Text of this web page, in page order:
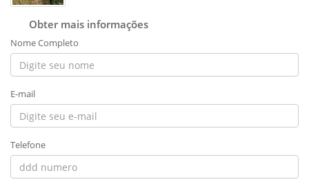
Obter mais informações
Nome Completo
E-mail
Telefone